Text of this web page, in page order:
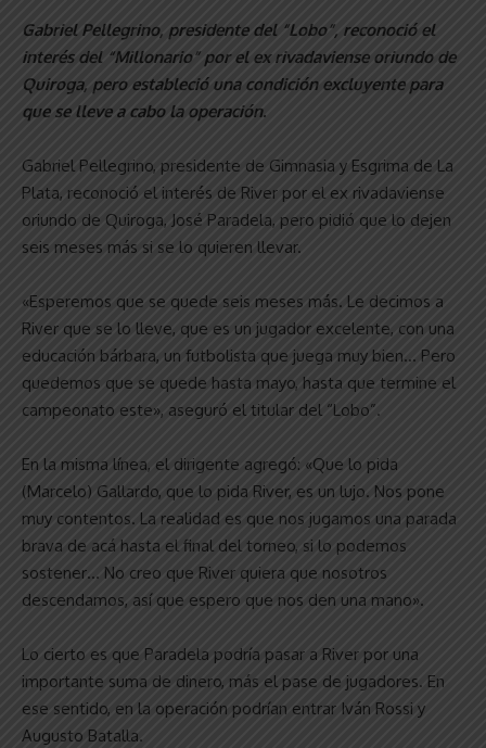
Gabriel Pellegrino, presidente del “Lobo”, reconoció el
interés del “Millonario” por el ex rivadaviense oriundo de
Quiroga, pero estableció una condición excluyente para
que se lleve a cabo la operación.
Gabriel Pellegrino, presidente de Gimnasia y Esgrima de La
Plata, reconoció el interés de River por el ex rivadaviense
oriundo de Quiroga, José Paradela, pero pidió que lo dejen
seis meses más si se lo quieren llevar.
«Esperemos que se quede seis meses más. Le decimos a
River que se lo lleve, que es un jugador excelente, con una
educación bárbara, un futbolista que juega muy bien… Pero
quedemos que se quede hasta mayo, hasta que termine el
campeonato este», aseguró el titular del “Lobo”.
En la misma línea, el dirigente agregó: «Que lo pida
(Marcelo) Gallardo, que lo pida River, es un lujo. Nos pone
muy contentos. La realidad es que nos jugamos una parada
brava de acá hasta el final del torneo, si lo podemos
sostener… No creo que River quiera que nosotros
descendamos, así que espero que nos den una mano».
Lo cierto es que Paradela podría pasar a River por una
importante suma de dinero, más el pase de jugadores. En
ese sentido, en la operación podrían entrar Iván Rossi y
Augusto Batalla.